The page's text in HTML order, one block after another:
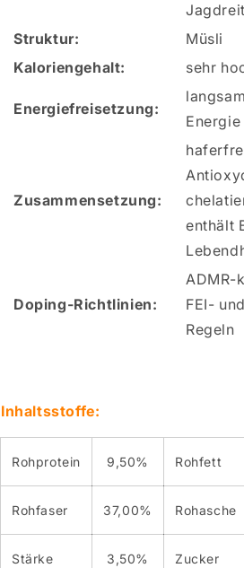
Struktur:
Müsli
Kaloriengehalt:
sehr
Energiefreisetzung:
Energie
Zusammensetzung:
enthält
Doping-Richtlinien:
ADMR-
FEI-
Regeln
Inhaltsstoffe:
Rohprotein 9,50% Rohfett
Rohfaser 37,00% Rohasche
Stärke 3,50% Zucker